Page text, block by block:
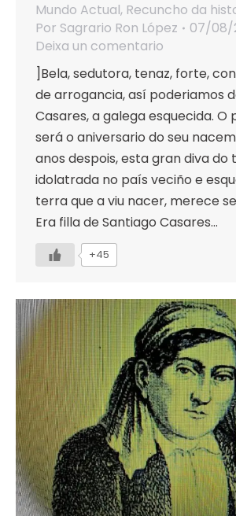
Mundo Actual, Recuncho da
Por Sagrario Ron López
07/08/
Deixa un comentario
]Bela, sedutora, tenaz, forte,
de arrogancia, así poderiamos
Casares, a galega esquecida. O
será o aniversario do seu
anos despois, esta gran diva do
idolatrada no país veciño e
terra que a viu nacer, merece
Era filla de Santiago Casares…
+45